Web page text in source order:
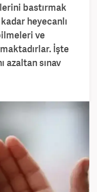
bastırmak
heyecanlı
ve
İşte
azaltan sınav